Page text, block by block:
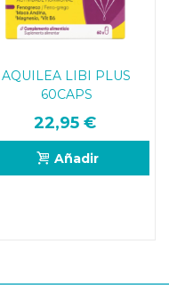
AQUILEA LIBI PLUS
60CAPS
22,95 €
Añadir